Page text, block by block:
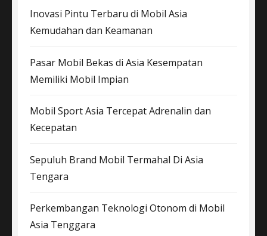
Inovasi Pintu Terbaru di Mobil Asia
Kemudahan dan Keamanan
Pasar Mobil Bekas di Asia Kesempatan
Memiliki Mobil Impian
Mobil Sport Asia Tercepat Adrenalin dan
Kecepatan
Sepuluh Brand Mobil Termahal Di Asia
Tengara
Perkembangan Teknologi Otonom di Mobil
Asia Tenggara